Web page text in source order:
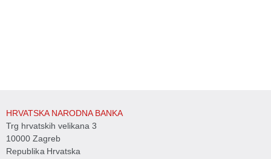
HRVATSKA NARODNA BANKA
Trg hrvatskih velikana 3
10000 Zagreb
Republika Hrvatska